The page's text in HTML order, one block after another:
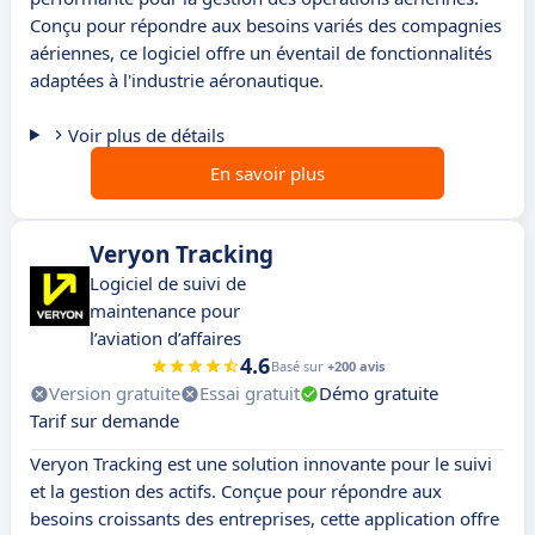
Conçu pour répondre aux besoins variés des compagnies
aériennes, ce logiciel offre un éventail de fonctionnalités
adaptées à l'industrie aéronautique.
Voir plus de détails
En savoir plus
Veryon Tracking
Logiciel de suivi de
maintenance pour
l’aviation d’affaires
4.6Basé sur +200 avis
Version gratuite Essai gratuit
Démo gratuite
Tarif sur demande
Veryon Tracking est une solution innovante pour le suivi
et la gestion des actifs. Conçue pour répondre aux
besoins croissants des entreprises, cette application offre